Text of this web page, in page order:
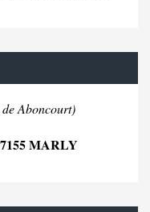
Aboncourt)
MARLY